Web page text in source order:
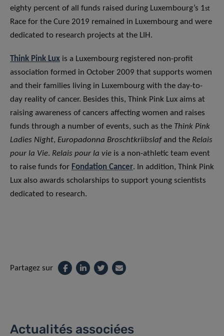
eighty percent of all funds raised during Luxembourg’s 1st
Race for the Cure 2019 remained in Luxembourg and were
dedicated to research projects at the LIH.
Think Pink Lux is a Luxembourg registered non-profit
association formed in October 2009 that supports women
and their families living in Luxembourg with the day-to-
day reality of cancer. Besides this, Think Pink Lux aims at
raising awareness of cancers affecting women and raises
funds through a number of events, such as the Think Pink
Ladies Night, Europadonna Broschtkriibslafand the Relais
pour la Vie. Relais pour la vie is a non-athletic team event
to raise funds for Fondation Cancer. In addition, Think Pink
Lux also awards scholarships to support young scientists
dedicated to research.
Partagez sur
Actualités associées